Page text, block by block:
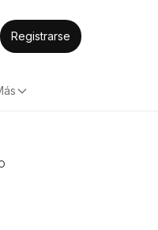
Registrarse